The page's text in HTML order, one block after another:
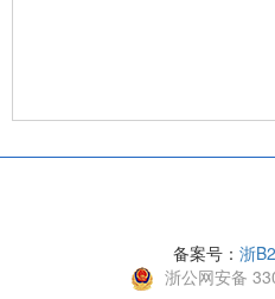
备案号： 浙
浙公网安备